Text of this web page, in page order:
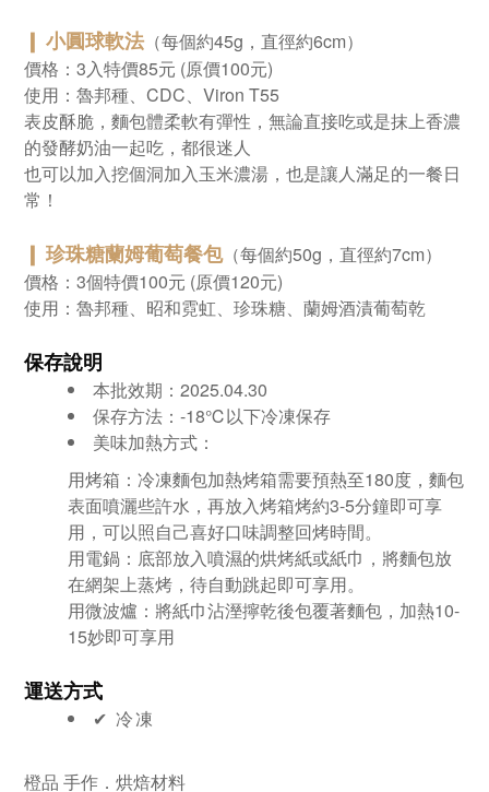
❙ 小圓球軟法（每個約45g，直徑約6cm）
價格：3入特價85元 (原價100元)
使用：魯邦種、CDC、Viron T55
表皮酥脆，麵包體柔軟有彈性，無論直接吃或是抹上香濃
的發酵奶油一起吃，都很迷人
也可以加入挖個洞加入玉米濃湯，也是讓人滿足的一餐日
常！
❙ 珍珠糖蘭姆葡萄餐包（每個約50g，直徑約7cm）
價格：3個特價100元 (原價120元)
使用：魯邦種、昭和霓虹、珍珠糖、蘭姆酒漬葡萄乾
保存說明
本批效期：2025.04.30
保存方法：-18℃以下冷凍保存
美味加熱方式：
用烤箱：冷凍麵包加熱烤箱需要預熱至180度，麵包
表面噴灑些許水，再放入烤箱烤約3-5分鐘即可享
用，可以照自己喜好口味調整回烤時間。
用電鍋：底部放入噴濕的烘烤紙或紙巾，將麵包放
在網架上蒸烤，待自動跳起即可享用。
用微波爐：將紙巾沾溼擰乾後包覆著麵包，加熱10-
15妙即可享用
運送方式
✔︎ 冷凍
橙品 手作．烘焙材料